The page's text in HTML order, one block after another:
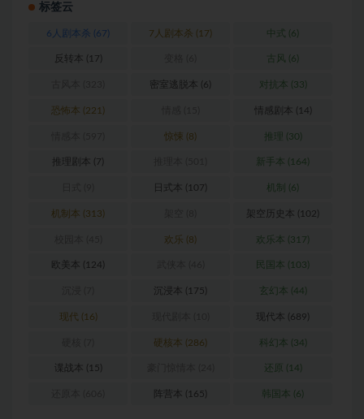
标签云
6人剧本杀 (67) 7人剧本杀 (17) 中式 (6)
反转本 (17) 古风 (6)
密室逃脱本 (6) 对抗本 (33)
恐怖本 (221) 情感剧本 (14)
惊悚 (8) 推理 (30)
推理剧本 (7) 新手本 (164)
日式本 (107) 机制 (6)
机制本 (313) 架空历史本 (102)
欢乐 (8) 欢乐本 (317)
欧美本 (124) 民国本 (103)
沉浸本 (175) 玄幻本 (44)
现代 (16) 现代本 (689)
硬核本 (286) 科幻本 (34)
谍战本 (15) 还原 (14)
阵营本 (165) 韩国本 (6)